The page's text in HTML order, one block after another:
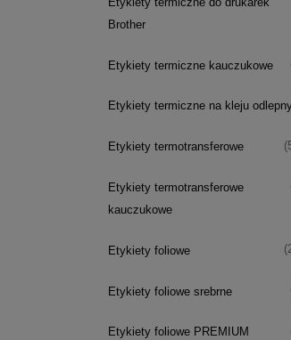
Brother
Etykiety termiczne kauczukowe
Etykiety termiczne na kleju
Etykiety termotransferowe
Etykiety termotransferowe
kauczukowe
Etykiety foliowe
Etykiety foliowe srebrne
Etykiety foliowe PREMIUM